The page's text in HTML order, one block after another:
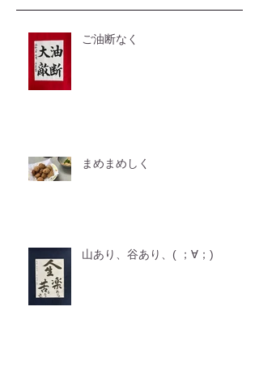
ご油断なく
まめまめしく
山あり、谷あり、( ；∀；)